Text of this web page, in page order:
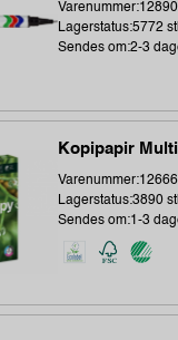
Lagerstatus:5772
Sendes om:2-3
Kopipapir
Lagerstatus:3890
Sendes om:1-3